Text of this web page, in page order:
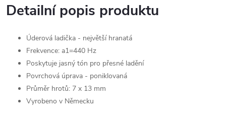
Detailní popis produktu
Úderová ladička - největší hranatá
Frekvence: a1=440 Hz
Poskytuje jasný tón pro přesné ladění
Povrchová úprava - poniklovaná
Průměr hrotů: 7 x 13 mm
Vyrobeno v Německu